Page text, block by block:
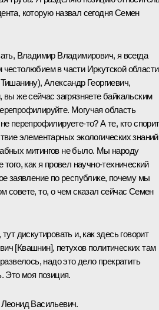
которую назвал сегодня Семен
Владимир Владимирович, я всегда
в части Иркутской
Александр Георгиевич,
вы же сейчас загрязняете байкальским
Могучая область
перепрофилируете‑то? А те, кто
элементарных экологических
митингов не было. Мы народу
как я провел научно-технический
заявление по республике, почему мы
совете, то, о чем сказал сейчас Семен
дискутировать и, как здесь говорит
[Квашнин], петухов политических там
развелось, надо это дело прекратить
Это моя позиция.
Васильевич.